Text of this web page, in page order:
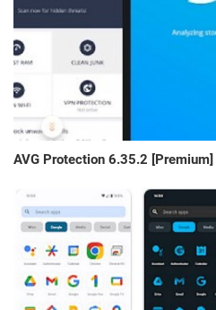
AVG Protection 6.35.2 [Premium]